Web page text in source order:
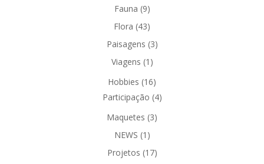
Fauna (9)
Flora (43)
Paisagens (3)
Viagens (1)
Hobbies (16)
Participação (4)
Maquetes (3)
NEWS (1)
Projetos (17)